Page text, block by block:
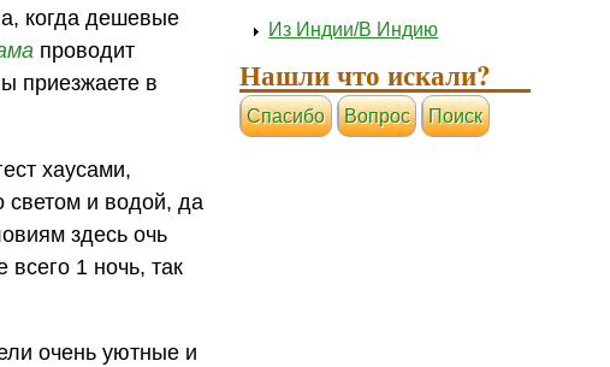
когда дешевые
проводит
приезжаете в
хаусами,
светом и водой, да
здесь очь
1 ночь, так
очень уютные и
Из Индии/В Индию
Нашли что искали?
Cпасибо Вопрос Поиск